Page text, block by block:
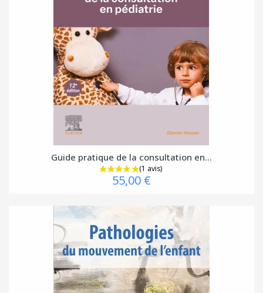
Guide pratique de la consultation en...
55,00 €